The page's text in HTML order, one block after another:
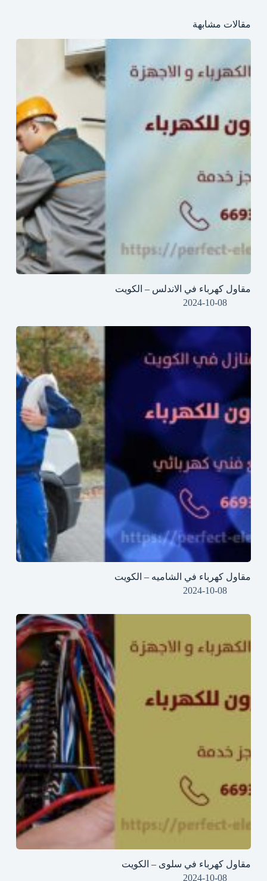
مقالات مشابهة
مقاول كهرباء في الاندلس – الكويت
2024-10-08
مقاول كهرباء في الشاميه – الكويت
2024-10-08
مقاول كهرباء في سلوى – الكويت
2024-10-08